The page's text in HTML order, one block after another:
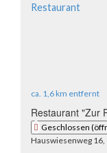
Restaurant
ca. 1,6 km entfernt
Restaurant "Zur
Geschlossen
Hauswiesenweg 16,